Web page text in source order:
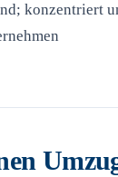
konzentriert